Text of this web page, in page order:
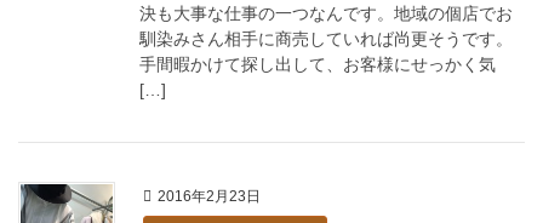
決も大事な仕事の一つなんです。地域の個店でお
馴染みさん相手に商売していれば尚更そうです。
手間暇かけて探し出して、お客様にせっかく気
[…]
2016年2月23日